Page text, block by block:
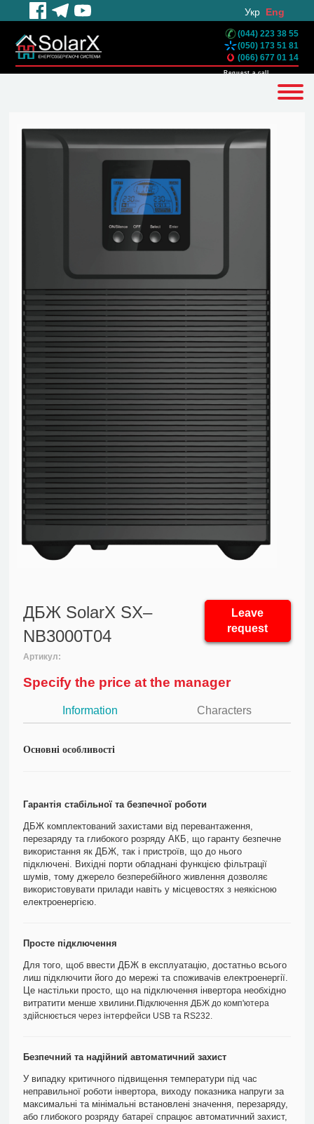
Укр Eng
(044) 223 38 55
(050) 173 51 81
(066) 677 01 14
Request a call
ДБЖ SolarX SX–
NB3000T04
Leave
request
Артикул:
Specify the price at the manager
Information Characters
Основні особливості
Гарантія стабільної та безпечної роботи
ДБЖ комплектований захистами від перевантаження,
перезаряду та глибокого розряду АКБ, що гаранту безпечне
використання як ДБЖ, так і пристроїв, що до нього
підключені. Вихідні порти обладнані функцією фільтрації
шумів, тому джерело безперебійного живлення дозволяє
використовувати прилади навіть у місцевостях з неякісною
електроенергією.
Просте підключення
Для того, щоб ввести ДБЖ в експлуатацію, достатньо всього
лиш підключити його до мережі та споживачів електроенергії.
Це настільки просто, що на підключення інвертора необхідно
витратити менше хвилини. Підключення ДБЖ до комп'ютера
здійснюється через інтерфейси USB та RS232.
Безпечний та надійний автоматичний захист
У випадку критичного підвищення температури під час
неправильної роботи інвертора, виходу показника напруги за
максимальні та мінімальні встановлені значення, перезаряду,
або глибокого розряду батареї спрацює автоматичний захист,